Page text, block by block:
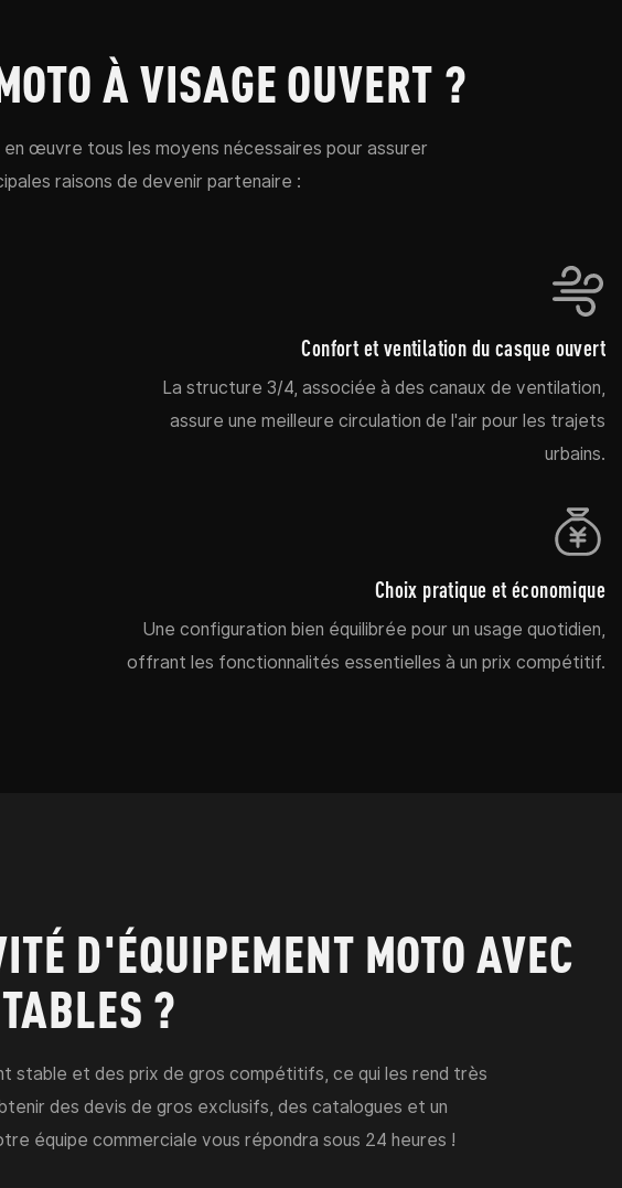
À VISAGE OUVERT ?
œuvre tous les moyens nécessaires pour assurer
raisons de devenir partenaire :
Confort et ventilation du casque ouvert
La structure 3/4, associée à des canaux de ventilation,
assure une meilleure circulation de l'air pour les trajets
urbains.
Choix pratique et économique
Une configuration bien équilibrée pour un usage quotidien,
offrant les fonctionnalités essentielles à un prix compétitif.
D'ÉQUIPEMENT MOTO AVEC
?
stable et des prix de gros compétitifs, ce qui les rend très
des devis de gros exclusifs, des catalogues et un
équipe commerciale vous répondra sous 24 heures !